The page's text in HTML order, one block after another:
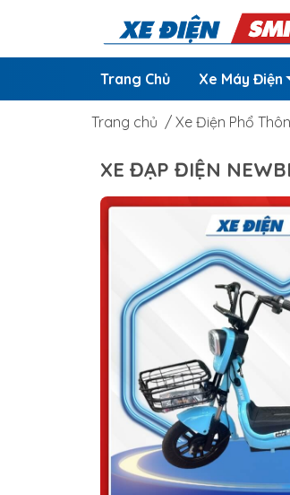
Trang Chủ Xe Máy Điện
Trang chủ / Xe Điện Phổ
XE ĐẠP ĐIỆN